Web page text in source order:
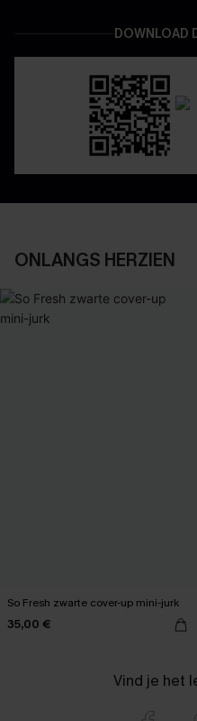
DOWNLOAD
ONLANGS HERZIEN
So Fresh zwarte cover-up mini-jurk
35,00 €
Vind je het